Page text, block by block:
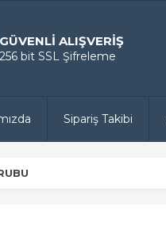
GÜVENLİ ALIŞVERİŞ
256 bit SSL Şifreleme
Sipariş Takibi